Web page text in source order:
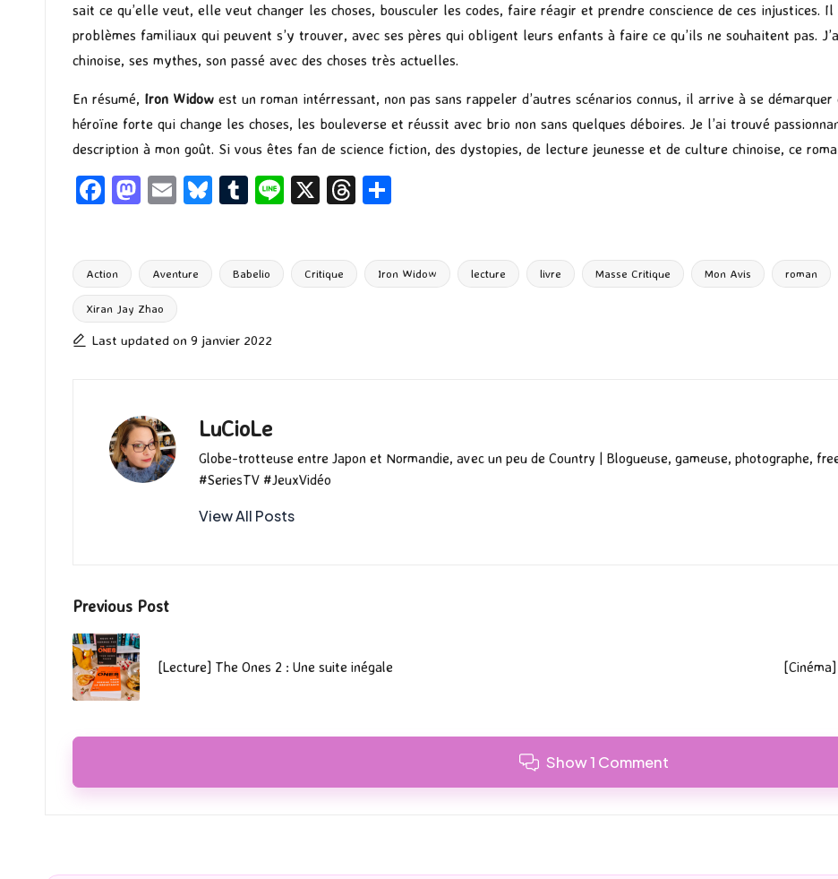
sait ce qu’elle veut, elle veut changer les choses, bousculer les codes, faire réagir et prendre conscience de ces injustices.
problèmes familiaux qui peuvent s’y trouver, avec ses pères qui obligent leurs enfants à faire ce qu’ils ne souhaitent pas.
chinoise, ses mythes, son passé avec des choses très actuelles.
En résumé, Iron Widow est un roman intérressant, non pas sans rappeler d’autres scénarios connus, il arrive à se
héroïne forte qui change les choses, les bouleverse et réussit avec brio non sans quelques déboires. Je l’ai trouvé
description à mon goût. Si vous êtes fan de science fiction, des dystopies, de lecture jeunesse et de culture chinoise, ce
Fa
o
o
k
M
d
o
n
E
l
Bl
ky
T
bl
Li X
T
ds g
Tags:
Action Aventure Babelio Critique Iron Widow lecture livre Masse Critique Mon Avis roman
Xiran Jay Zhao
Last updated on 9 janvier 2022
LuCioLe
Globe-trotteuse entre Japon et Normandie, avec un peu de Country | Blogueuse, gameuse, photographe,
#SeriesTV #JeuxVidéo
View All Posts
Post
navigation
Previous Post
[Lecture] The Ones 2 : Une suite inégale
Show 1 Comment